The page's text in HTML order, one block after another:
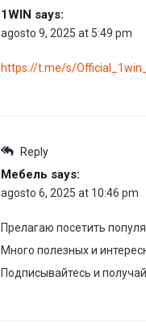
1WIN says:
agosto 9, 2025 at 5:49 pm
https://t.me/s/
Reply
Мебель says:
agosto 6, 2025 at 10:46 pm
Прелагаю посетить
Много полезных и
Подписывайтесь и